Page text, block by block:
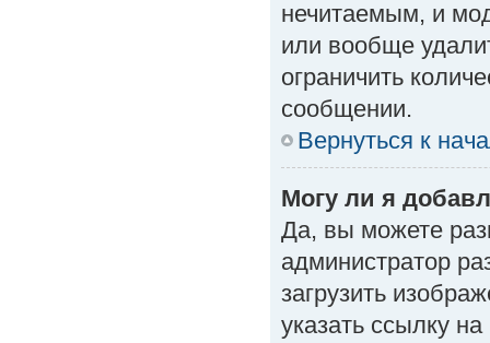
нечитаемым, и
или вообще
ограничить
сообщении.
Вернуться к
Могу ли я
Да, вы можете
администратор
загрузить
указать ссылку